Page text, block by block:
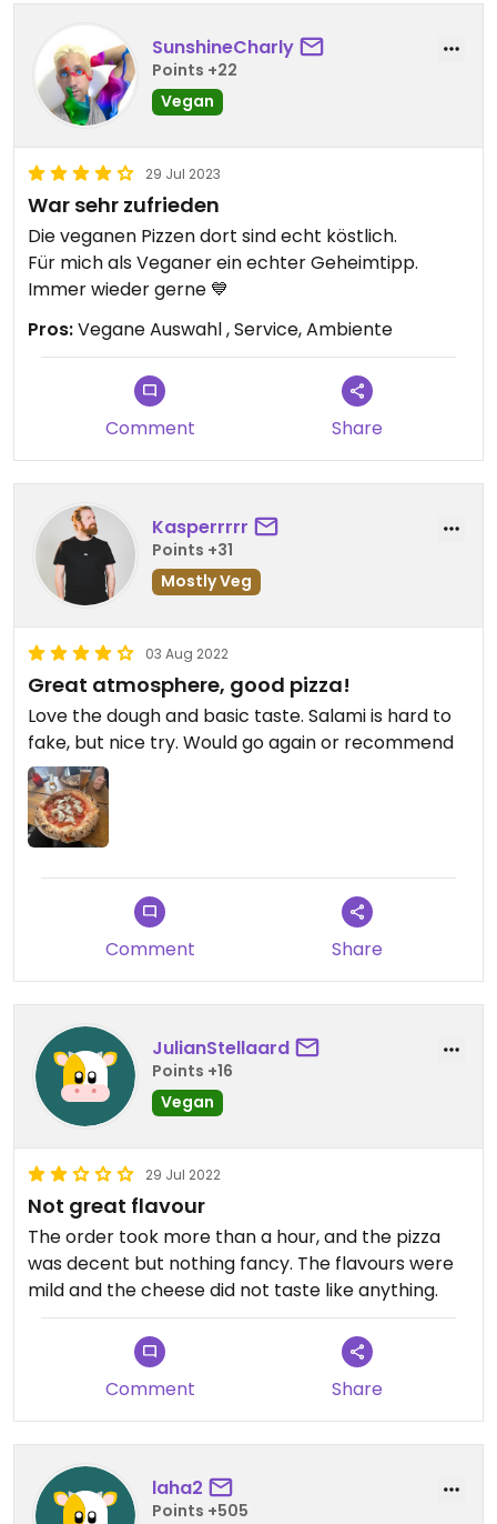
SunshineCharly
Points +22
Vegan
29 Jul 2023
War sehr zufrieden
Die veganen Pizzen dort sind echt köstlich.
Für mich als Veganer ein echter Geheimtipp.
Immer wieder gerne 💙
Pros:Vegane Auswahl , Service, Ambiente
Comment Share
Kasperrrrr
Points +31
Mostly Veg
03 Aug 2022
Great atmosphere, good pizza!
Love the dough and basic taste. Salami is hard to
fake, but nice try. Would go again or recommend
Comment Share
JulianStellaard
Points +16
Vegan
29 Jul 2022
Not great flavour
The order took more than a hour, and the pizza
was decent but nothing fancy. The flavours were
mild and the cheese did not taste like anything.
Comment Share
laha2
Points +505